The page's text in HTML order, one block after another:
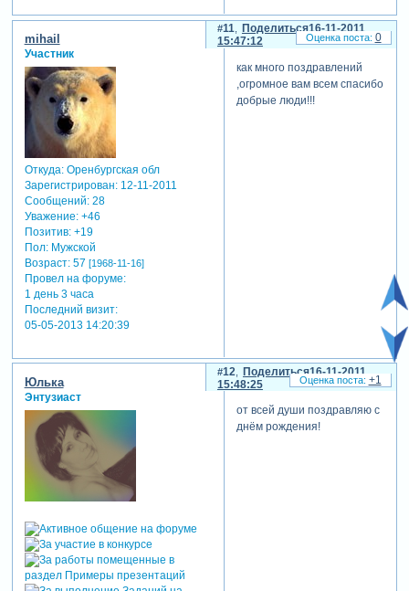
Поделиться
11
16-11-2011
15:47:12
mihail
Участник
Откуда:Оренбургская обл
Зарегистрирован: 12-11-2011
Сообщений:28
Уважение: +46
Позитив: +19
Пол:Мужской
Возраст:57 [1968-11-16]
Провел на форуме:
1 день 3 часа
Последний визит:
05-05-2013 14:20:39
как много поздравлений
,огромное вам всем спасибо
добрые люди!!!
0
Поделиться
12
16-11-2011
15:48:25
Юлька
Энтузиаст
от всей души поздравляю с
днём рождения!
+1